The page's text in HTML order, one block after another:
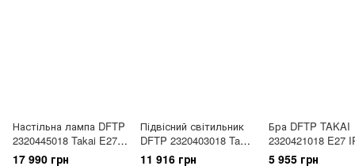
Настільна лампа DFTP
2320445018 Takai E27
IP20 бежевий
17 990 грн
Підвісний світильник
DFTP 2320403018 Takai
E27 IP20 бежевий
11 916 грн
Бра DFTP TAKAI
2320421018 E27
бежевий
5 955 грн